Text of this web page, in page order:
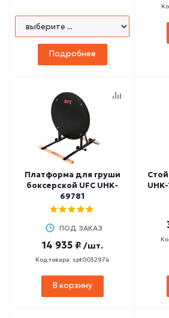
Подробнее
Платформа для груши
боксерской UFC UHK-
69781
ПОД ЗАКАЗ
14 935 ₽ /шт.
Код товара: spt0032974
В корзину